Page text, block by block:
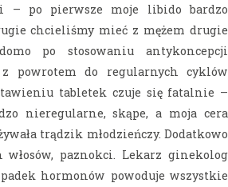
– po pierwsze moje libido bardzo
chcieliśmy mieć z mężem drugie
po stosowaniu antykoncepcji
powrotem do regularnych cyklów
tabletek czuje się fatalnie –
nieregularne, skąpe, a moja cera
trądzik młodzieńczy. Dodatkowo
włosów, paznokci. Lekarz ginekolog
hormonów powoduje wszystkie